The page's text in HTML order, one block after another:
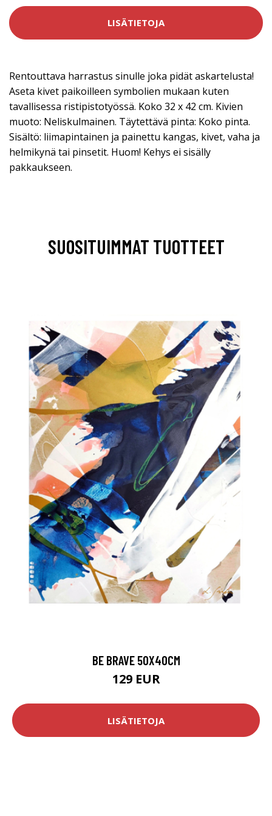
LISÄTIETOJA
Rentouttava harrastus sinulle joka pidät askartelusta!
Aseta kivet paikoilleen symbolien mukaan kuten
tavallisessa ristipistotyössä. Koko 32 x 42 cm. Kivien
muoto: Neliskulmainen. Täytettävä pinta: Koko pinta.
Sisältö: liimapintainen ja painettu kangas, kivet, vaha ja
helmikynä tai pinsetit. Huom! Kehys ei sisälly
pakkaukseen.
SUOSITUIMMAT TUOTTEET
BE BRAVE 50X40CM
129 EUR
LISÄTIETOJA